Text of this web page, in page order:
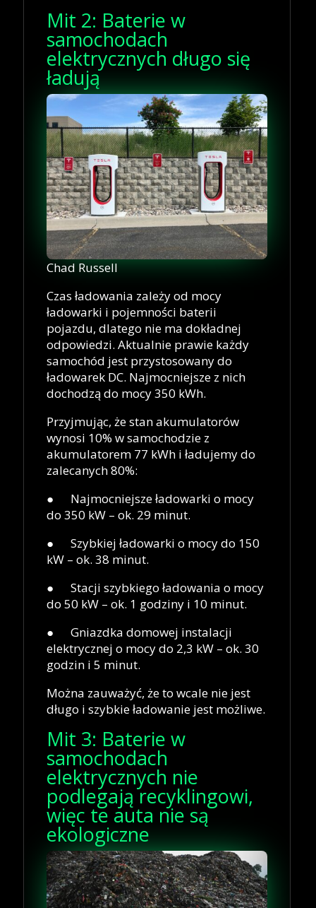
Mit 2: Baterie w
samochodach
elektrycznych długo się
ładują
Chad Russell
Czas ładowania zależy od mocy
ładowarki i pojemności baterii
pojazdu, dlatego nie ma dokładnej
odpowiedzi. Aktualnie prawie każdy
samochód jest przystosowany do
ładowarek DC. Najmocniejsze z nich
dochodzą do mocy 350 kWh.
Przyjmując, że stan akumulatorów
wynosi 10% w samochodzie z
akumulatorem 77 kWh i ładujemy do
zalecanych 80%:
● Najmocniejsze ładowarki o mocy
do 350 kW – ok. 29 minut.
● Szybkiej ładowarki o mocy do 150
kW – ok. 38 minut.
● Stacji szybkiego ładowania o mocy
do 50 kW – ok. 1 godziny i 10 minut.
● Gniazdka domowej instalacji
elektrycznej o mocy do 2,3 kW – ok. 30
godzin i 5 minut.
Można zauważyć, że to wcale nie jest
długo i szybkie ładowanie jest możliwe.
Mit 3: Baterie w
samochodach
elektrycznych nie
podlegają recyklingowi,
więc te auta nie są
ekologiczne